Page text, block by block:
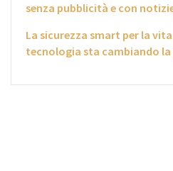
senza pubblicità e con
La sicurezza smart per la
tecnologia sta cambiando